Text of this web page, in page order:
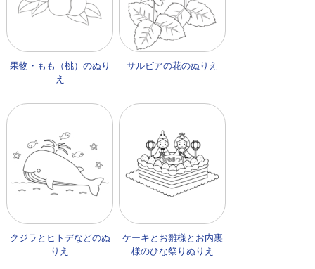
果物・もも（桃）のぬり
え
サルビアの花のぬりえ
クジラとヒトデなどのぬ
りえ
ケーキとお雛様とお内裏
様のひな祭りぬりえ